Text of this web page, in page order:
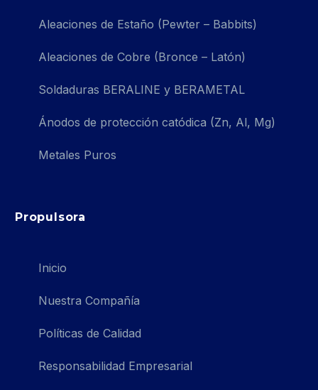
Aleaciones de Estaño (Pewter – Babbits)
Aleaciones de Cobre (Bronce – Latón)
Soldaduras BERALINE y BERAMETAL
Ánodos de protección catódica (Zn, Al, Mg)
Metales Puros
Propulsora
Inicio
Nuestra Compañía
Políticas de Calidad
Responsabilidad Empresarial